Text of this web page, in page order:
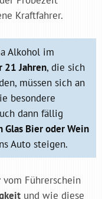
Kraftfahrer.
Alkohol im
21 Jahren, die sich
müssen sich an
besondere
dann fällig
Glas Bier oder Wein
Auto steigen.
vom Führerschein
und wie diese